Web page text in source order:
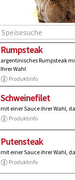
Rumpsteak
argentinisches Rumpsteak
Ihrer Wahl
Produktinfo
Schweinefilet
mit einer Sauce ihrer Wahl,
Produktinfo
Putensteak
mit einer Sauce ihrer Wahl,
Produktinfo